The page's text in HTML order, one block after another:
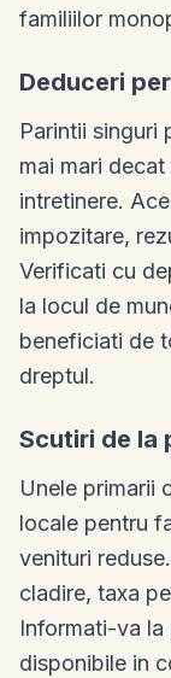
familiilor
Deduceri
Parintii singuri
mai mari
intretinere.
impozitare,
Verificati cu
la locul de
beneficiati de
dreptul.
Scutiri de la
Unele primarii
locale pentru
venituri
cladire, taxa
Informati-va la
disponibile in